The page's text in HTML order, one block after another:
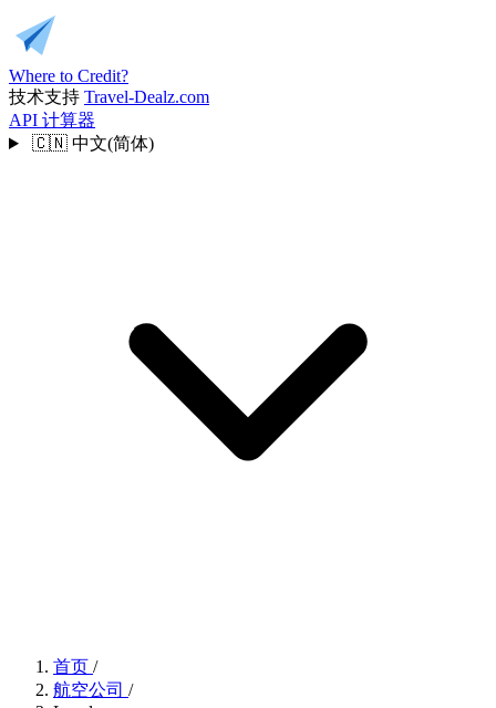
Where to Credit?
技术支持 Travel-Dealz.com
API 计算器
🇨🇳 中文(简体)
首页 /
航空公司 /